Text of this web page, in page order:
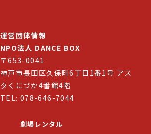
運営団体情報
NPO法人 DANCE BOX
〒653-0041
神戸市長田区久保町6丁目1番1号 アス
タくにづか4番館4階
TEL: 078-646-7044
劇場レンタル